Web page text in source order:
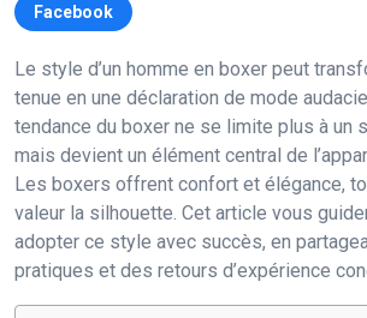
Facebook
Le style d’un homme en boxer peut
tenue en une déclaration de mode
tendance du boxer ne se limite plus à un
mais devient un élément central de
Les boxers offrent confort et élégance,
valeur la silhouette. Cet article vous
adopter ce style avec succès, en
pratiques et des retours d’expérience